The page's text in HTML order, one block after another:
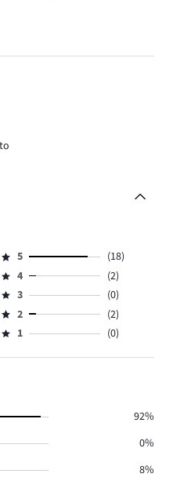
Ocena
5,
ilość
głosów
18.
5
(18)
Ocena
4,
ilość
głosów
4
(2)
Ocena
3,
ilość
3
(0)
Ocena
2,
2
(2)
Ocena
1,
1 (0)
92%
0%
8%